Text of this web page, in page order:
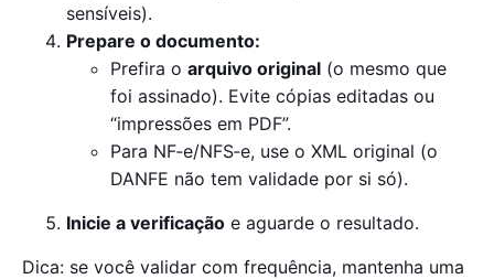
sensíveis).
Prepare o documento:
Prefira o arquivo original (o mesmo que
foi assinado). Evite cópias editadas ou
“impressões em PDF”.
Para NF‑e/NFS‑e, use o XML original (o
DANFE não tem validade por si só).
Inicie a verificação e aguarde o resultado.
Dica: se você validar com frequência, mantenha uma